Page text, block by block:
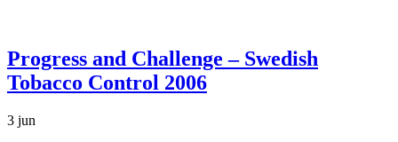
Progress and Challenge – Swedish
Tobacco Control 2006
3 jun